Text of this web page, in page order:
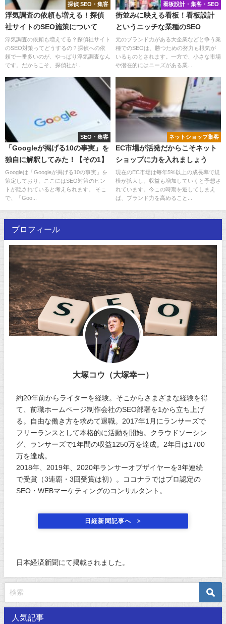
探偵 SEO・集客
浮気調査の依頼も増える！探偵
社サイトのSEO施策について
浮気調査の依頼も増えてる？探偵社サイト
のSEO対策ってどうするの？探偵への依
頼で一番多いのが、やっぱり浮気調査なん
です。だからこそ、探偵社が...
看板設計・集客・SEO
街並みに映える看板！看板設計
というニッチな業種のSEO
元のブランド力がある大企業などと争う業
種でのSEOは、勝つための努力も根気が
いるものとされます。一方で、小さな市場
や潜在的にはニーズがある業...
SEO・集客
「Googleが掲げる10の事実」を
独自に解釈してみた！【その1】
Googleは「Googleが掲げる10の事実」を
策定しており、ここにはSEO対策のヒン
トが隠されていると考えられます。 そこ
で、「Goo...
ネットショップ集客
EC市場が活発だからこそネット
ショップに力を入れましょう
現在のEC市場は毎年5%以上の成長率で規
模が拡大し、収益も増加していくと予想さ
れています。今この時期を逃してしまえ
ば、ブランド力を高めること...
プロフィール
大塚コウ（大塚幸一）
約20年前からライターを経験。そこからさまざまな経験を得
て、前職ホームページ制作会社のSEO部署を1から立ち上げ
る。自由な働き方を求めて退職。2017年1月にランサーズで
フリーランスとして本格的に活動を開始。クラウドソーシン
グ、ランサーズで1年間の収益1250万を達成。2年目は1700
万を達成。
2018年、2019年、2020年ランサーオブザイヤーを3年連続
で受賞（3連覇・3回受賞は初）。ココナラではプロ認定の
SEO・WEBマーケティングのコンサルタント。
日経新聞記事へ
日本経済新聞にて掲載されました。
人気記事